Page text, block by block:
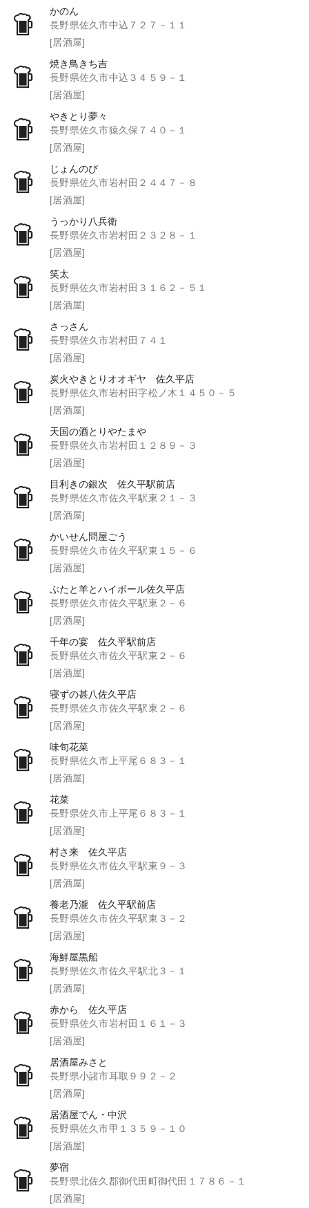
かのん
長野県佐久市中込７２７－１１
[居酒屋]
焼き鳥きち吉
長野県佐久市中込３４５９－１
[居酒屋]
やきとり夢々
長野県佐久市猿久保７４０－１
[居酒屋]
じょんのび
長野県佐久市岩村田２４４７－８
[居酒屋]
うっかり八兵衛
長野県佐久市岩村田２３２８－１
[居酒屋]
笑太
長野県佐久市岩村田３１６２－５１
[居酒屋]
さっさん
長野県佐久市岩村田７４１
[居酒屋]
炭火やきとりオオギヤ 佐久平店
長野県佐久市岩村田字松ノ木１４５０－５
[居酒屋]
天国の酒とりやたまや
長野県佐久市岩村田１２８９－３
[居酒屋]
目利きの銀次 佐久平駅前店
長野県佐久市佐久平駅東２１－３
[居酒屋]
かいせん問屋ごう
長野県佐久市佐久平駅東１５－６
[居酒屋]
ぶたと羊とハイボール佐久平店
長野県佐久市佐久平駅東２－６
[居酒屋]
千年の宴 佐久平駅前店
長野県佐久市佐久平駅東２－６
[居酒屋]
寝ずの甚八佐久平店
長野県佐久市佐久平駅東２－６
[居酒屋]
味旬花菜
長野県佐久市上平尾６８３－１
[居酒屋]
花菜
長野県佐久市上平尾６８３－１
[居酒屋]
村さ来 佐久平店
長野県佐久市佐久平駅東９－３
[居酒屋]
養老乃瀧 佐久平駅前店
長野県佐久市佐久平駅東３－２
[居酒屋]
海鮮屋黒船
長野県佐久市佐久平駅北３－１
[居酒屋]
赤から 佐久平店
長野県佐久市岩村田１６１－３
[居酒屋]
居酒屋みさと
長野県小諸市耳取９９２－２
[居酒屋]
居酒屋でん・中沢
長野県佐久市甲１３５９－１０
[居酒屋]
夢宿
長野県北佐久郡御代田町御代田１７８６－１
[居酒屋]